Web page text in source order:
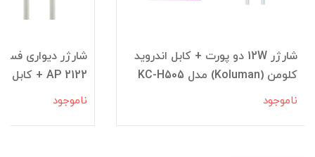
شارژر 12W دو پورت + کابل اندروید
کلومن (Koluman) مدل KC-H505
ناموجود
AP 2122 + کابل میکرو
ناموجود